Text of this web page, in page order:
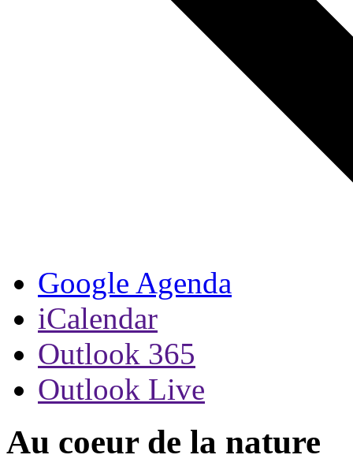
Google Agenda
iCalendar
Outlook 365
Outlook Live
Au coeur de la nature